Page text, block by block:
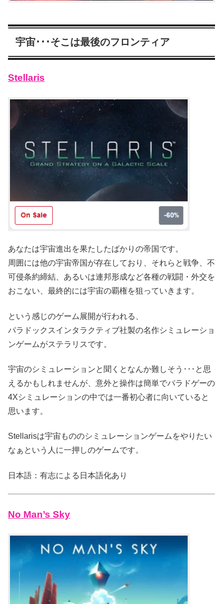
宇宙･･･そこは最後のフロンティア
Stellaris
あなたは宇宙進出を果たしたばかりの帝国です。
周囲には他の宇宙帝国が存在しており、それらと戦争、不
可侵条約締結、あるいは連邦形成など各種の戦闘・外交を
おこない、最終的には宇宙の覇権を狙っていきます。
という感じのゲーム展開が行われる、
パラドックスインタラクティブ社製の名作シミュレーショ
ンゲームがステラリスです。
宇宙のシミュレーションと聞くとなんか難しそう･･･と思
えるかもしれませんが、意外と操作は簡単でパラドゲーの
4Xシミュレーションの中では一番初心者に向いていると
思います。
Stellarisは宇宙もののシミュレーションゲームをやりたい
なぁという人に一押しのゲームです。
日本語：有志による日本語化あり
No Man’s Sky